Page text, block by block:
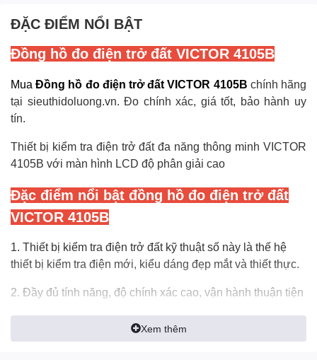
ĐẶC ĐIỂM NỔI BẬT
Đồng hồ đo điện trở đất VICTOR 4105B
MuaĐồng hồ đo điện trở đất VICTOR 4105B chính hãng
tại sieuthidoluong.vn. Đo chính xác, giá tốt, bảo hành uy
tín.
Thiết bị kiểm tra điện trở đất đa năng thông minh VICTOR
4105B với màn hình LCD độ phân giải cao
Đặc điểm nổi bật đồng hồ đo điện trở đất
VICTOR 4105B
1. Thiết bị kiểm tra điện trở đất kỹ thuật số này là thế hệ
thiết bị kiểm tra điện mới, kiểu dáng đẹp mắt và thiết thực.
2. Đầy đủ tính năng, độ chính xác cao, vận hành thuận tiện
hơn với việc sử dụng tại hiện trường.
Xem thêm